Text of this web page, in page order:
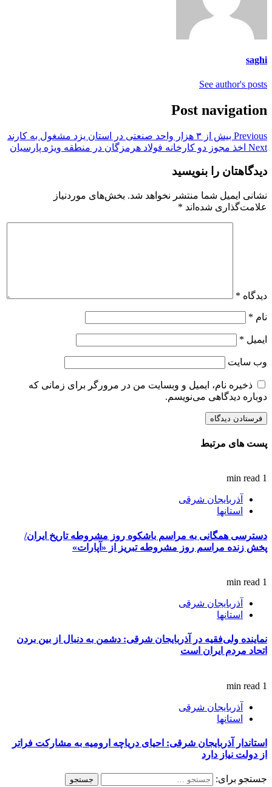
saghi
See author's posts
Post navigation
Previous بیش از ۳ هزار واحد صنعتی در استان یزد مشغول به کارند
Next اخذ مجوز دو کارخانه فولاد هرمزگان در منطقه ویژه پارسیان
دیدگاهتان را بنویسید
نشانی ایمیل شما منتشر نخواهد شد. بخش‌های موردنیاز
علامت‌گذاری شده‌اند *
دیدگاه *
نام *
ایمیل *
وب‌ سایت
ذخیره نام، ایمیل و وبسایت من در مرورگر برای زمانی که
دوباره دیدگاهی می‌نویسم.
پست های مرتبط
1 min read
آذربایجان شرقی
استانها
دسترسی همگانی به مراسم باشکوه روز مشروطه تاریخ ایران/
پخش زنده مراسم روز مشروطه تبریز از «آپارات»
1 min read
آذربایجان شرقی
استانها
نماینده ولی‌فقیه در آذربایجان شرقی: دشمن به دنبال از بین بردن
اتحاد مردم ایران است
1 min read
آذربایجان شرقی
استانها
استاندار آذربایجان شرقی: احیای دریاچه ارومیه به مشارکت فراتر
از دولت نیاز دارد
جستجو برای: